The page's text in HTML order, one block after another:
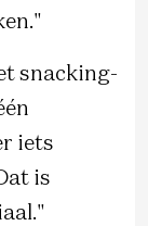
snacking-
iets
is